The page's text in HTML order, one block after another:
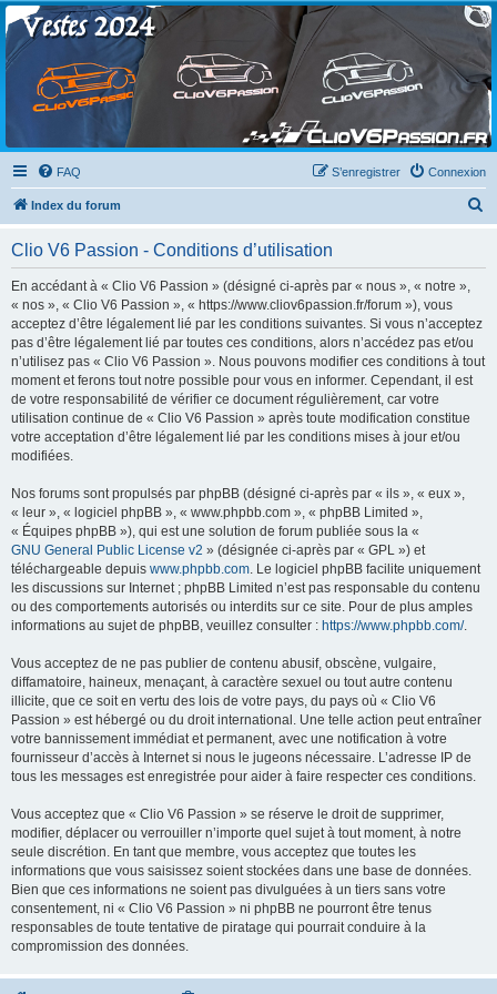
Clio V6 Passion
Le site français des passionnés de Clio V6
FAQ Connexion
S’enregistrer
Index du forum
c
Clio V6 Passion - Conditions d’utilisation
En accédant à « Clio V6 Passion » (désigné ci-après par « nous », « notre »,
« nos », « Clio V6 Passion », « https://www.cliov6passion.fr/forum »), vous
acceptez d’être légalement lié par les conditions suivantes. Si vous n’acceptez
pas d’être légalement lié par toutes ces conditions, alors n’accédez pas et/ou
n’utilisez pas « Clio V6 Passion ». Nous pouvons modifier ces conditions à tout
moment et ferons tout notre possible pour vous en informer. Cependant, il est
de votre responsabilité de vérifier ce document régulièrement, car votre
utilisation continue de « Clio V6 Passion » après toute modification constitue
votre acceptation d’être légalement lié par les conditions mises à jour et/ou
modifiées.
Nos forums sont propulsés par phpBB (désigné ci-après par « ils », « eux »,
« leur », « logiciel phpBB », « www.phpbb.com », « phpBB Limited »,
« Équipes phpBB »), qui est une solution de forum publiée sous la «
GNU General Public License v2 » (désignée ci-après par « GPL ») et
téléchargeable depuis www.phpbb.com. Le logiciel phpBB facilite uniquement
les discussions sur Internet ; phpBB Limited n’est pas responsable du contenu
ou des comportements autorisés ou interdits sur ce site. Pour de plus amples
informations au sujet de phpBB, veuillez consulter : https://www.phpbb.com/.
Vous acceptez de ne pas publier de contenu abusif, obscène, vulgaire,
diffamatoire, haineux, menaçant, à caractère sexuel ou tout autre contenu
illicite, que ce soit en vertu des lois de votre pays, du pays où « Clio V6
Passion » est hébergé ou du droit international. Une telle action peut entraîner
votre bannissement immédiat et permanent, avec une notification à votre
fournisseur d’accès à Internet si nous le jugeons nécessaire. L’adresse IP de
tous les messages est enregistrée pour aider à faire respecter ces conditions.
Vous acceptez que « Clio V6 Passion » se réserve le droit de supprimer,
modifier, déplacer ou verrouiller n’importe quel sujet à tout moment, à notre
seule discrétion. En tant que membre, vous acceptez que toutes les
informations que vous saisissez soient stockées dans une base de données.
Bien que ces informations ne soient pas divulguées à un tiers sans votre
consentement, ni « Clio V6 Passion » ni phpBB ne pourront être tenus
responsables de toute tentative de piratage qui pourrait conduire à la
compromission des données.